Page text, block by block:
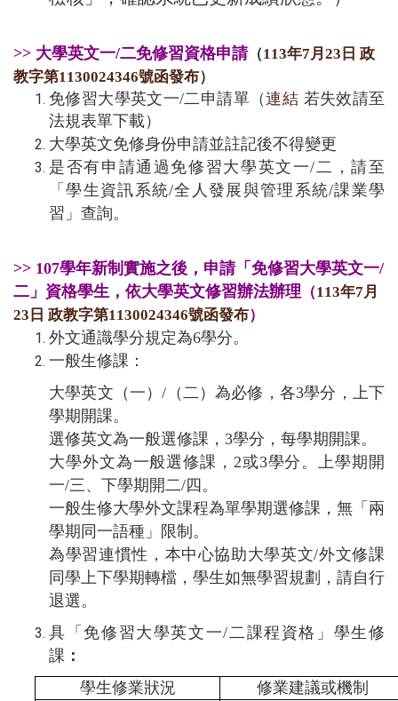
>> 大學英文一/二免修習資格申請（113年7月23日 政
教字第1130024346號函發布）
免修習大學英文一/二申請單（連結 若失效請至
法規表單下載）
大學英文免修身份申請並註記後不得變更
是否有申請通過免修習大學英文一/二，請至
「學生資訊系統/全人發展與管理系統/課業學
習」查詢。
>> 107學年新制實施之後，申請「免修習大學英文一/
二」資格學生，依大學英文修習辦法辦理 （113年7月
23日 政教字第1130024346號函發布）
外文通識學分規定為6學分。
一般生修課：
大學英文（一）/（二）為必修，各3學分，上下
學期開課。
選修英文為一般選修課，3學分，每學期開課。
大學外文為一般選修課，2或3學分。上學期開
一/三、下學期開二/四。
一般生修大學外文課程為單學期選修課，無「兩
學期同一語種」限制。
為學習連慣性，本中心協助大學英文/外文修課
同學上下學期轉檔，學生如無學習規劃，請自行
退選。
具「免修習大學英文一/二課程資格」學生修
課 ：
學生修業狀況
修業建議或機制